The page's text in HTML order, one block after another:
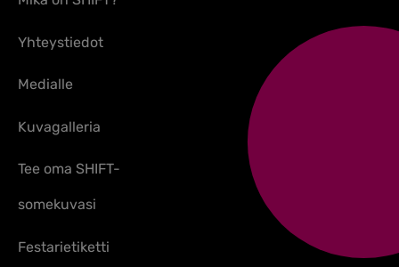
Yhteystiedot
Medialle
Kuvagalleria
Tee oma SHIFT-
somekuvasi
Festarietiketti